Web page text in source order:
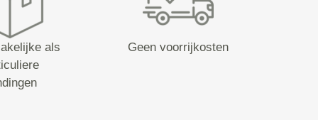
als
Geen voorrijkosten